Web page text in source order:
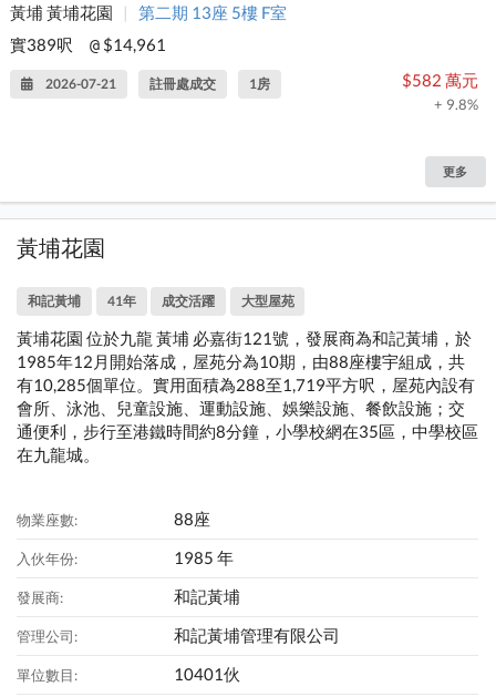
黃埔 黃埔花園 |
第二期 13座 5樓 F室
實389呎
@ $14,961
2026-07-21 註冊處成交 1房 $582 萬元
+ 9.8%
更多
黃埔花園
和記黃埔 41年 成交活躍 大型屋苑
黃埔花園 位於九龍 黃埔 必嘉街121號，發展商為和記黃埔，於
1985年12月開始落成，屋苑分為10期，由88座樓宇組成，共
有10,285個單位。實用面積為288至1,719平方呎，屋苑內設有
會所、泳池、兒童設施、運動設施、娛樂設施、餐飲設施；交
通便利，步行至港鐵時間約8分鐘，小學校網在35區，中學校區
在九龍城。
物業座數: 88座
入伙年份: 1985 年
發展商: 和記黃埔
管理公司: 和記黃埔管理有限公司
單位數目: 10401伙